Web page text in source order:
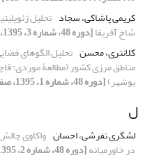
کریمی پاشاکی، سجاد تحلیل
شاخ آفریقا[دوره 48، شماره 3، 1395، صفحه 577-590]
کلانتری، محسن تحلیل الگوهای
مناطق مرزی کشور (مطالعۀ موردی:
بوشهر)[دوره 48، شماره 1، 1395، صفحه 159-175]
ل
لشگری تفرشی، احسان واکاوی
در خاورمیانه[دوره 48، شماره 2، 1395، صفحه 377-388]